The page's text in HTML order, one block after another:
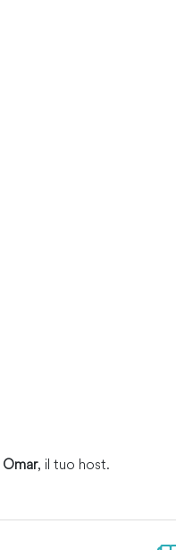
, il tuo host.